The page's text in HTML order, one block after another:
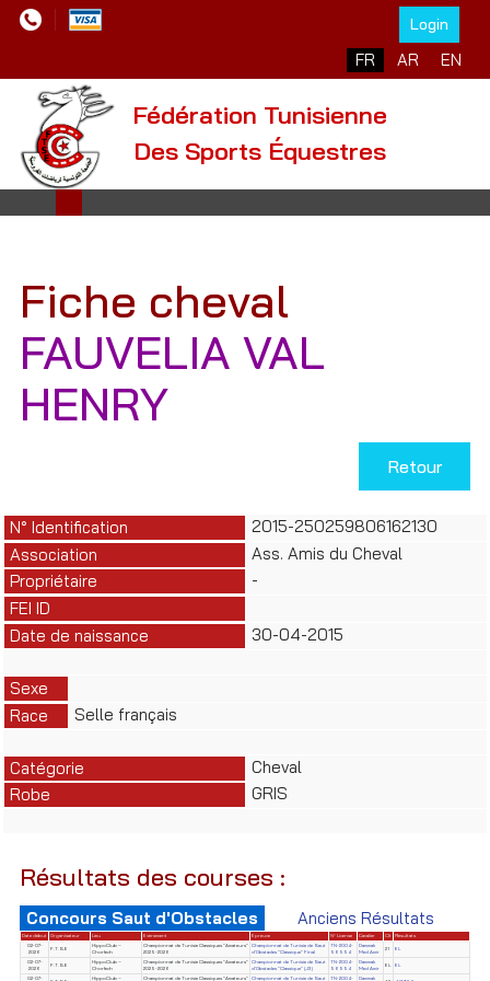
Login
Sélectionnez votre
FR AR EN
Fédération Tunisienne
Des Sports Équestres
Fiche cheval
FAUVELIA VAL
HENRY
Retour
N° Identification
2015-250259806162130
Association
Ass. Amis du Cheval
Propriétaire
-
FEI ID
Date de naissance
30-04-2015
Sexe
Race
Selle français
Catégorie
Cheval
Robe
GRIS
Résultats des courses :
Concours Saut d'Obstacles Anciens Résultats
Date début Organisateur Lieu Evènement Epreuve N° License Cavalier Clt
Résultats
02-07-
2026
F.T.S.E
HippoClub –
Chorfech
Championnat de Tunisie Classiques "Amateurs"
2025-2026
Championnat de Tunisie de Saut
d'Obstacles "Classique" Final
TN-2004-
56554
Dammak
Med Amir
21 EL
02-07-
2026
F.T.S.E
HippoClub –
Chorfech
Championnat de Tunisie Classiques "Amateurs"
2025-2026
Championnat de Tunisie de Saut
d'Obstacles "Classique" (J3)
TN-2004-
56554
Dammak
Med Amir
EL EL
02-07-
HippoClub –
Championnat de Tunisie Classiques "Amateurs" Championnat de Tunisie de Saut
TN-2004-
Dammak